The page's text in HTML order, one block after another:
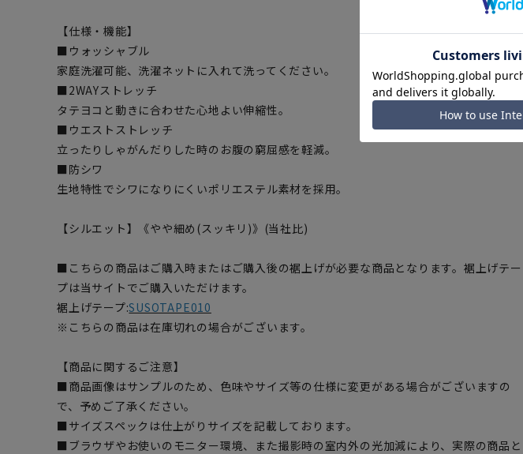
【仕様・機能】
■ウォッシャブル
家庭洗濯可能、洗濯ネットに入れて洗ってください。
■2WAYストレッチ
タテヨコと動きに合わせた心地よい伸縮性。
■ウエストストレッチ
立ったりしゃがんだりした時のお腹の窮屈感を軽減。
■防シワ
生地特性でシワになりにくいポリエステル素材を採用。
【シルエット】《やや細め(スッキリ)》(当社比)
■こちらの商品はご購入時またはご購入後の裾上げが必要な商品となります。裾上げテー
プは当サイトでご購入いただけます。
裾上げテープ:SUSOTAPE010
※こちらの商品は在庫切れの場合がございます。
【商品に関するご注意】
■商品画像はサンプルのため、色味やサイズ等の仕様に変更がある場合がございますの
で、予めご了承ください。
■サイズスペックは仕上がりサイズを記載しております。
■ブラウザやお使いのモニター環境、また撮影時の室内外の光加減により、実際の商品と